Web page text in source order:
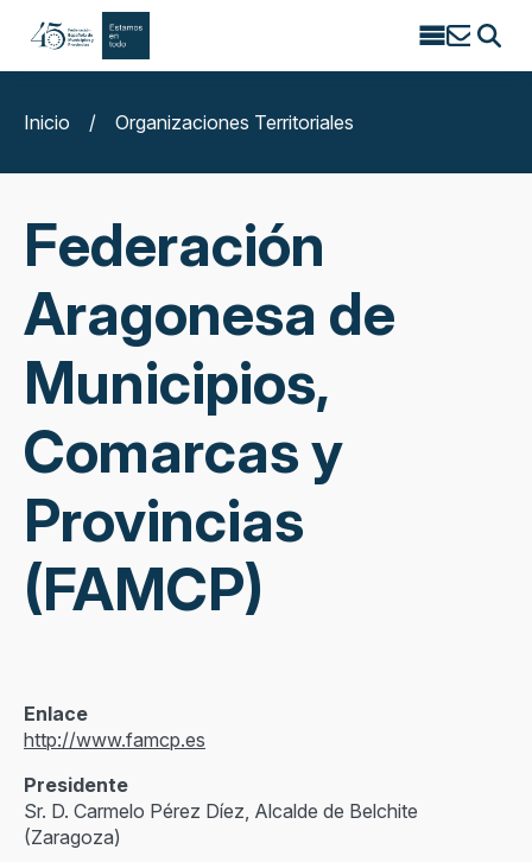
Search
Inicio
/ Organizaciones Territoriales
Federación
Aragonesa de
Municipios,
Comarcas y
Provincias
(FAMCP)
Enlace
http://www.famcp.es
Presidente
Sr. D. Carmelo Pérez Díez, Alcalde de Belchite
(Zaragoza)